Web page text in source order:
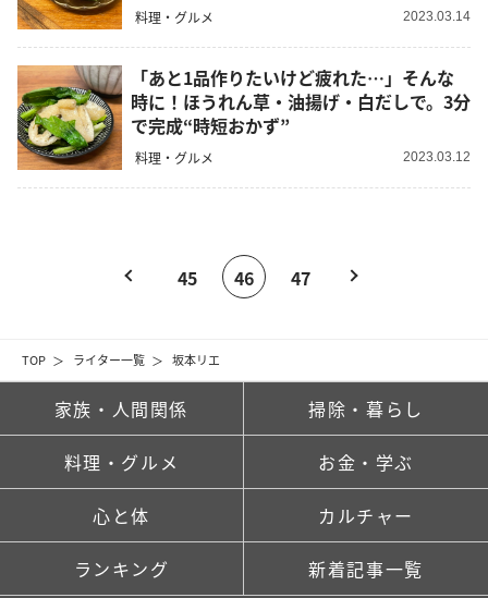
TOP ライター一覧 坂本リエ
料理・グルメ 2023.03.14
「あと1品作りたいけど疲れた…」そんな
時に！ほうれん草・油揚げ・白だしで。3分
で完成“時短おかず”
料理・グルメ 2023.03.12
45 46 47
家族・人間関係 掃除・暮らし
料理・グルメ お金・学ぶ
心と体 カルチャー
ランキング 新着記事一覧